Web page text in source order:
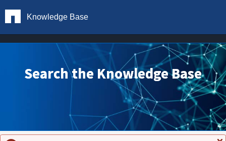
Knowledge Base
Search the Knowledge Base